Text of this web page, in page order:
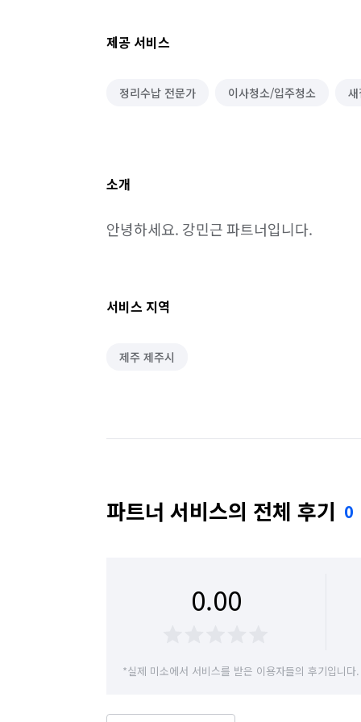
제공 서비스
정리수납 전문가 이사청소/입주청소
소개
안녕하세요. 강민근 파트너입니다.
서비스 지역
제주 제주시
파트너 서비스의 전체 후기 0
0.00
*실제 미소에서 서비스를 받은 이용자들의 후기입니다.